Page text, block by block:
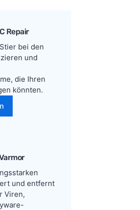
Repair
bei den
und
die Ihren
könnten.
und entfernt
Viren,